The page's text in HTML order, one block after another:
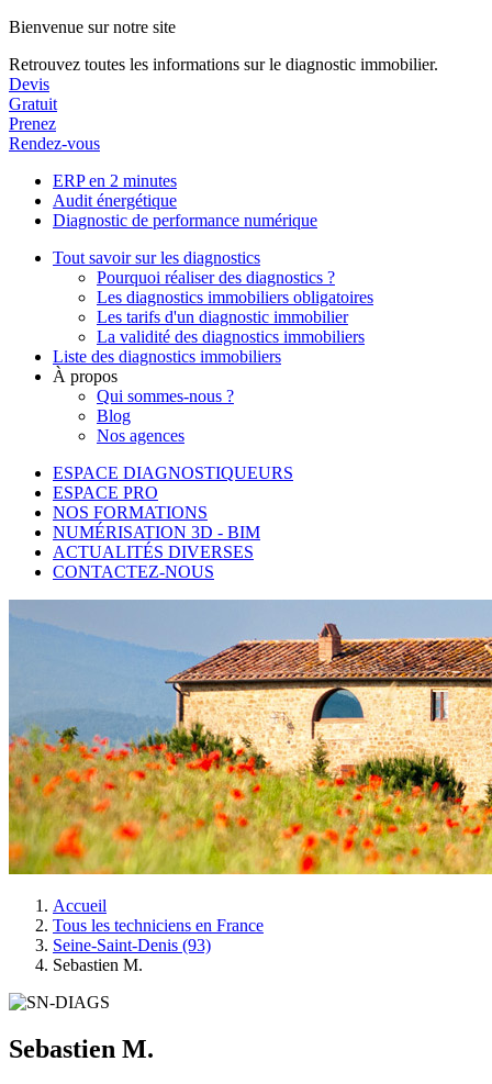
Bienvenue sur notre site
Retrouvez toutes les informations sur le diagnostic immobilier.
Devis
Gratuit
Prenez
Rendez-vous
ERP en 2 minutes
Audit énergétique
Diagnostic de performance numérique
Tout savoir sur les diagnostics
Pourquoi réaliser des diagnostics ?
Les diagnostics immobiliers obligatoires
Les tarifs d'un diagnostic immobilier
La validité des diagnostics immobiliers
Liste des diagnostics immobiliers
À propos
Qui sommes-nous ?
Blog
Nos agences
ESPACE DIAGNOSTIQUEURS
ESPACE PRO
NOS FORMATIONS
NUMÉRISATION 3D - BIM
ACTUALITÉS DIVERSES
CONTACTEZ-NOUS
Accueil
Tous les techniciens en France
Seine-Saint-Denis (93)
Sebastien M.
Sebastien M.